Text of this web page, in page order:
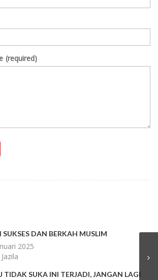
(required)
SUKSES DAN BERKAH MUSLIM
2025
TIDAK SUKA INI TERJADI, JANGAN LAGI